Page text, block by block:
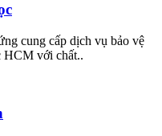
cung cấp dịch vụ bảo vệ
HCM với chất..